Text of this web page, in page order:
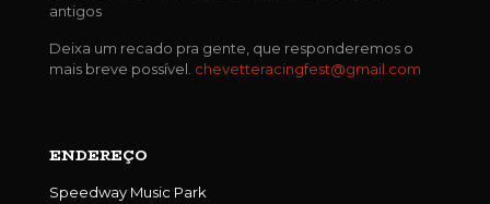
antigos
Deixa um recado pra gente, que responderemos o
mais breve possível. chevetteracingfest@gmail.com
ENDEREÇO
Speedway Music Park